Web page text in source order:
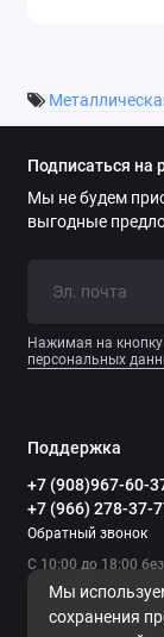
Мы
сохранения
Подписаться на
Мы не будем
выгодные
Нажимая на
персональных
Поддержка
+7 (908)967-60-
+7 (966) 278-37-
Обратный звонок
С 10:00 до 18:00